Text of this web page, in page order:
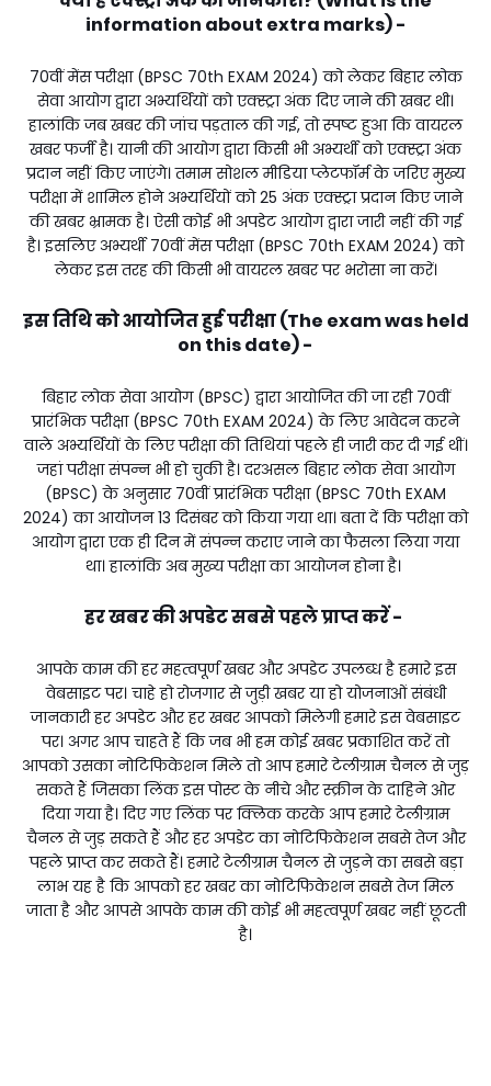
information about extra marks) -
70वीं मेंस परीक्षा (BPSC 70th EXAM 2024) को लेकर बिहार लोक
सेवा आयोग द्वारा अभ्यर्थियों को एक्स्ट्रा अंक दिए जाने की खबर थी।
हालांकि जब खबर की जांच पड़ताल की गई, तो स्पष्ट हुआ कि वायरल
खबर फर्जी है। यानी की आयोग द्वारा किसी भी अभ्यर्थी को एक्स्ट्रा अंक
प्रदान नहीं किए जाएंगे। तमाम सोशल मीडिया प्लेटफॉर्म के जरिए मुख्य
परीक्षा में शामिल होने अभ्यर्थियों को 25 अंक एक्स्ट्रा प्रदान किए जाने
की खबर भ्रामक है। ऐसी कोई भी अपडेट आयोग द्वारा जारी नहीं की गई
है। इसलिए अभ्यर्थी 70वीं मेंस परीक्षा (BPSC 70th EXAM 2024) को
लेकर इस तरह की किसी भी वायरल खबर पर भरोसा ना करें।
इस तिथि को आयोजित हुई परीक्षा (The exam was held
on this date) -
बिहार लोक सेवा आयोग (BPSC) द्वारा आयोजित की जा रही 70वीं
प्रारंभिक परीक्षा (BPSC 70th EXAM 2024) के लिए आवेदन करने
वाले अभ्यर्थियों के लिए परीक्षा की तिथियां पहले ही जारी कर दी गई थीं।
जहां परीक्षा संपन्न भी हो चुकी है। दरअसल बिहार लोक सेवा आयोग
(BPSC) के अनुसार 70वीं प्रारंभिक परीक्षा (BPSC 70th EXAM
2024) का आयोजन 13 दिसंबर को किया गया था। बता दें कि परीक्षा को
आयोग द्वारा एक ही दिन में संपन्न कराए जाने का फैसला लिया गया
था। हालांकि अब मुख्य परीक्षा का आयोजन होना है।
हर खबर की अपडेट सबसे पहले प्राप्त करें -
आपके काम की हर महत्वपूर्ण खबर और अपडेट उपलब्ध है हमारे इस
वेबसाइट पर। चाहे हो रोजगार से जुड़ी खबर या हो योजनाओं संबंधी
जानकारी हर अपडेट और हर खबर आपको मिलेगी हमारे इस वेबसाइट
पर। अगर आप चाहते हैं कि जब भी हम कोई खबर प्रकाशित करें तो
आपको उसका नोटिफिकेशन मिले तो आप हमारे टेलीग्राम चैनल से जुड़
सकते हैं जिसका लिंक इस पोस्ट के नीचे और स्क्रीन के दाहिने ओर
दिया गया है। दिए गए लिंक पर क्लिक करके आप हमारे टेलीग्राम
चैनल से जुड़ सकते हैं और हर अपडेट का नोटिफिकेशन सबसे तेज और
पहले प्राप्त कर सकते हैं। हमारे टेलीग्राम चैनल से जुड़ने का सबसे बड़ा
लाभ यह है कि आपको हर खबर का नोटिफिकेशन सबसे तेज मिल
जाता है और आपसे आपके काम की कोई भी महत्वपूर्ण खबर नहीं छूटती
है।